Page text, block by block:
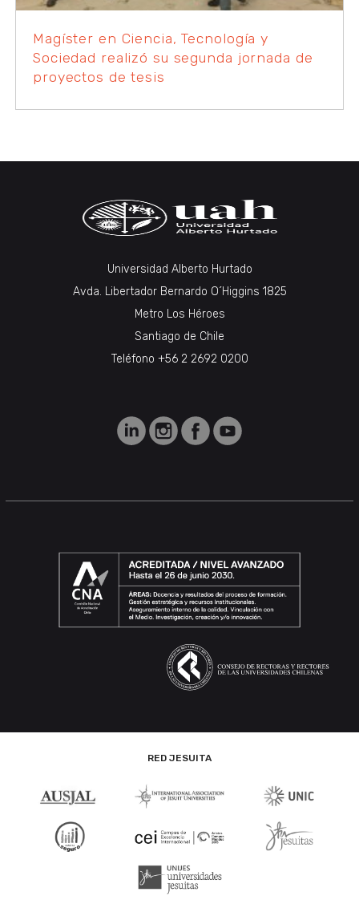
Magíster en Ciencia, Tecnología y
Sociedad realizó su segunda jornada de
proyectos de tesis
Universidad Alberto Hurtado
Avda. Libertador Bernardo O´Higgins 1825
Metro Los Héroes
Santiago de Chile
Teléfono +56 2 2692 0200
RED JESUITA